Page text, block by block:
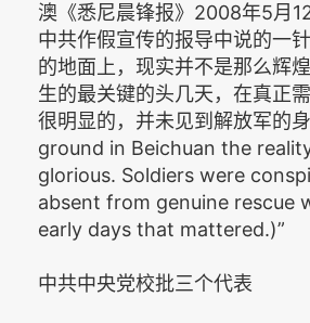
澳《悉尼晨锋报》2008年5月
中共作假宣传的报导中说的一针
的地面上，现实并不是那么辉
生的最关键的头几天，在真正
很明显的，并未见到解放军的
ground in Beichuan the
glorious. Soldiers were
absent from genuine rescue
early days that mattered.)”
中共中央党校批三个代表